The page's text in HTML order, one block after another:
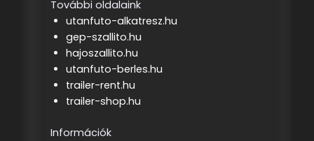
További oldalaink
utanfuto-alkatresz.hu
gep-szallito.hu
hajoszallito.hu
utanfuto-berles.hu
trailer-rent.hu
trailer-shop.hu
Információk